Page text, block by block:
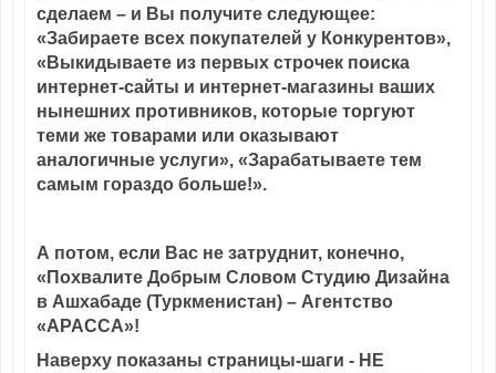
сделаем – и Вы получите следующее:
«Забираете всех покупателей у Конкурентов»,
«Выкидываете из первых строчек поиска
интернет-сайты и интернет-магазины ваших
нынешних противников, которые торгуют
теми же товарами или оказывают
аналогичные услуги», «Зарабатываете тем
самым гораздо больше!».
А потом, если Вас не затруднит, конечно,
«Похвалите Добрым Словом Студию Дизайна
в Ашхабаде (Туркменистан) – Агентство
«АРАССА»!
Наверху показаны страницы-шаги - НЕ